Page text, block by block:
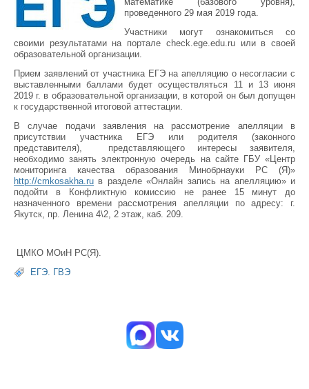
проведенного 29 мая 2019 года.
Участники могут ознакомиться со
своими результатами на портале check.ege.edu.ru или в своей
образовательной организации.
Прием заявлений от участника ЕГЭ на апелляцию о несогласии с
выставленными баллами будет осуществляться 11 и 13 июня
2019 г. в образовательной организации, в которой он был допущен
к государственной итоговой аттестации.
В случае подачи заявления на рассмотрение апелляции в
присутствии участника ЕГЭ или родителя (законного
представителя), представляющего интересы заявителя,
необходимо занять электронную очередь на сайте ГБУ «Центр
мониторинга качества образования Минобрнауки РС (Я)»
http://cmkosakha.ru в разделе «Онлайн запись на апелляцию» и
подойти в Конфликтную комиссию не ранее 15 минут до
назначенного времени рассмотрения апелляции по адресу: г.
Якутск, пр. Ленина 4\2, 2 этаж, каб. 209.
ЦМКО МОиН РС(Я).
ЕГЭ. ГВЭ